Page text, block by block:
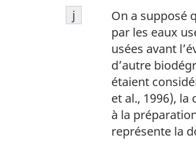
Notes
de
On a supposé
par les eaux
usées avant
d’autre
étaient
et al., 1996),
à la
représente la
Retour à la référence
j